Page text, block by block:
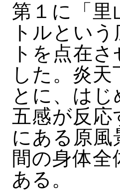
第１に「里
トルとい
トを点在
した。炎
とに、は
五感が反応
にある原
間の身体
ある。